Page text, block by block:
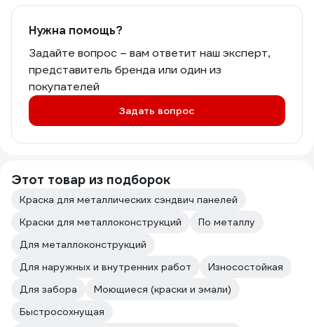
Нужна помощь?
Задайте вопрос – вам ответит наш эксперт,
представитель бренда или один из
покупателей
Задать вопрос
Этот товар из подборок
Краска для металлических сэндвич панелей
Краски для металлоконструкций
По металлу
Для металлоконструкций
Для наружных и внутренних работ
Износостойкая
Для забора
Моющиеся (краски и эмали)
Быстросохнущая